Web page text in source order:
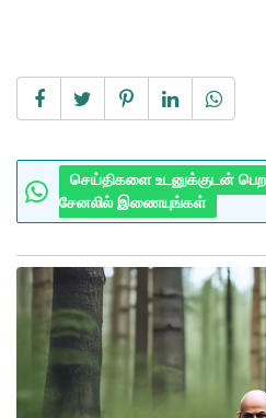
செய்திகளை உடனுக்குடன்
சேனலில் இணையுங்கள்